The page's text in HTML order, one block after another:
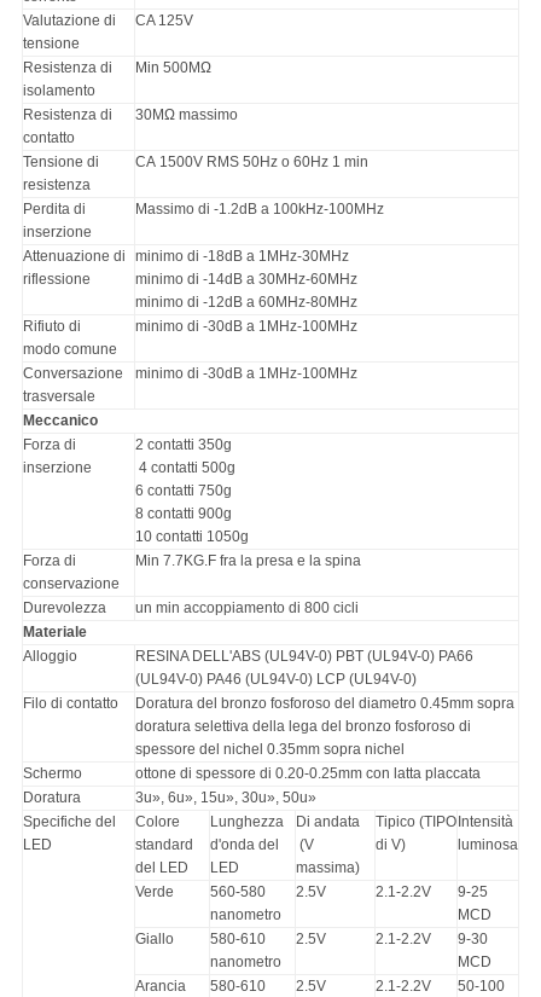
Valutazione di
tensione
CA 125V
Resistenza di
isolamento
Min 500MΩ
Resistenza di
contatto
30MΩ massimo
Tensione di
resistenza
CA 1500V RMS 50Hz o 60Hz 1 min
Perdita di
inserzione
Massimo di -1.2dB a 100kHz-100MHz
Attenuazione di
riflessione
minimo di -18dB a 1MHz-30MHz
minimo di -14dB a 30MHz-60MHz
minimo di -12dB a 60MHz-80MHz
Rifiuto di
modo comune
minimo di -30dB a 1MHz-100MHz
Conversazione
trasversale
minimo di -30dB a 1MHz-100MHz
Meccanico
Forza di
inserzione
2 contatti 350g
4 contatti 500g
6 contatti 750g
8 contatti 900g
10 contatti 1050g
Forza di
conservazione
Min 7.7KG.F fra la presa e la spina
Durevolezza
un min accoppiamento di 800 cicli
Materiale
Alloggio
RESINA DELL'ABS (UL94V-0) PBT (UL94V-0) PA66
(UL94V-0) PA46 (UL94V-0) LCP (UL94V-0)
Filo di contatto
Doratura del bronzo fosforoso del diametro 0.45mm sopra
doratura selettiva della lega del bronzo fosforoso di
spessore del nichel 0.35mm sopra nichel
Schermo
ottone di spessore di 0.20-0.25mm con latta placcata
Doratura
3u», 6u», 15u», 30u», 50u»
Specifiche del
LED
Colore
standard
del LED
Lunghezza
d'onda del
LED
Di andata
(V
massima)
Tipico (TIPO
di V)
Intensità
luminosa
Verde
560-580
nanometro
2.5V 2.1-2.2V
9-25
MCD
Giallo
580-610
nanometro
2.5V 2.1-2.2V
9-30
MCD
Arancia
580-610 2.5V 2.1-2.2V 50-100